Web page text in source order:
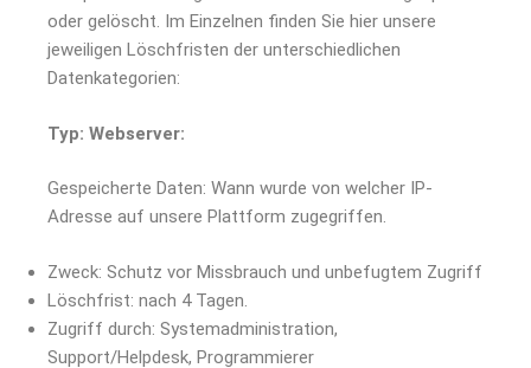
oder gelöscht. Im Einzelnen finden Sie hier unsere
jeweiligen Löschfristen der unterschiedlichen
Datenkategorien:
Typ: Webserver:
Gespeicherte Daten: Wann wurde von welcher IP-
Adresse auf unsere Plattform zugegriffen.
Zweck: Schutz vor Missbrauch und unbefugtem Zugriff
Löschfrist: nach 4 Tagen.
Zugriff durch: Systemadministration,
Support/Helpdesk, Programmierer